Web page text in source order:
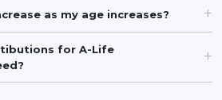
as my age increases?
for A-Life